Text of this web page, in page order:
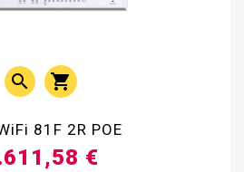
 
81F 2R POE
€